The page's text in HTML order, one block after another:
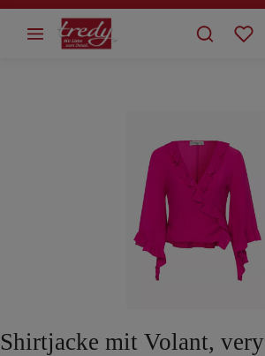
springen
Shirtjacke mit Volant, very